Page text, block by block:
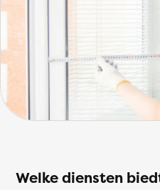
Welke diensten